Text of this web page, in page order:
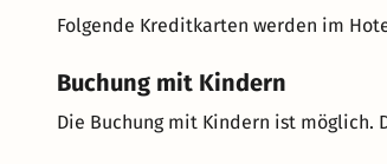
Folgende Kreditkarten werden im
Buchung mit Kindern
Die Buchung mit Kindern ist möglich.